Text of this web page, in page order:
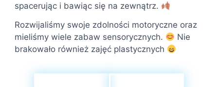
spacerując i bawiąc się na zewnątrz.
Rozwijaliśmy swoje zdolności motoryczne oraz
mieliśmy wiele zabaw sensorycznych.
Nie
brakowało również zajęć plastycznych